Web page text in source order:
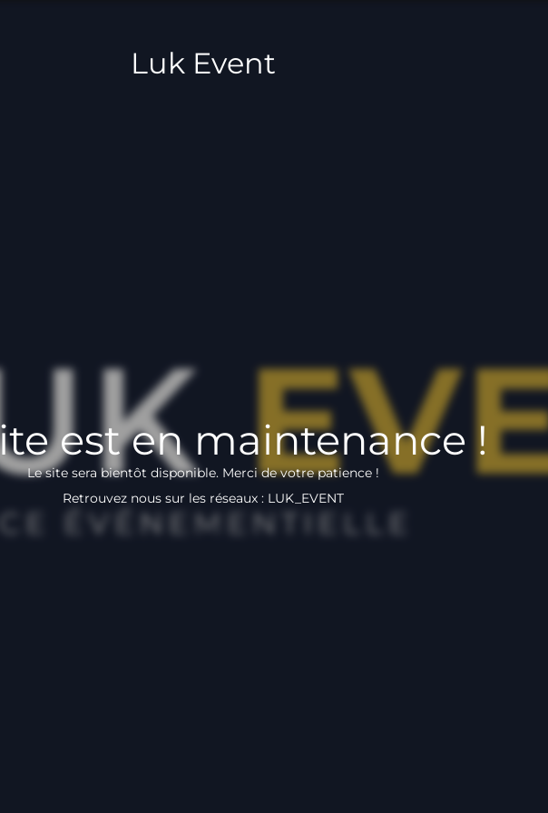
Luk Event
est en maintenance !
Le site sera bientôt disponible. Merci de votre patience !
Retrouvez nous sur les réseaux : LUK_EVENT